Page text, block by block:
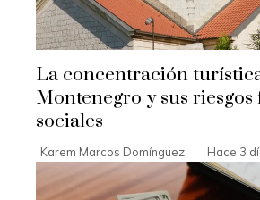
La concentración
Montenegro y sus riesgos
sociales
Karem Marcos Domínguez Hace 3